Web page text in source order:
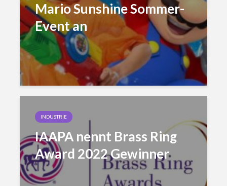
Mario Sunshine Sommer-
Event an
INDUSTRIE
IAAPA nennt Brass Ring
Award 2022 Gewinner